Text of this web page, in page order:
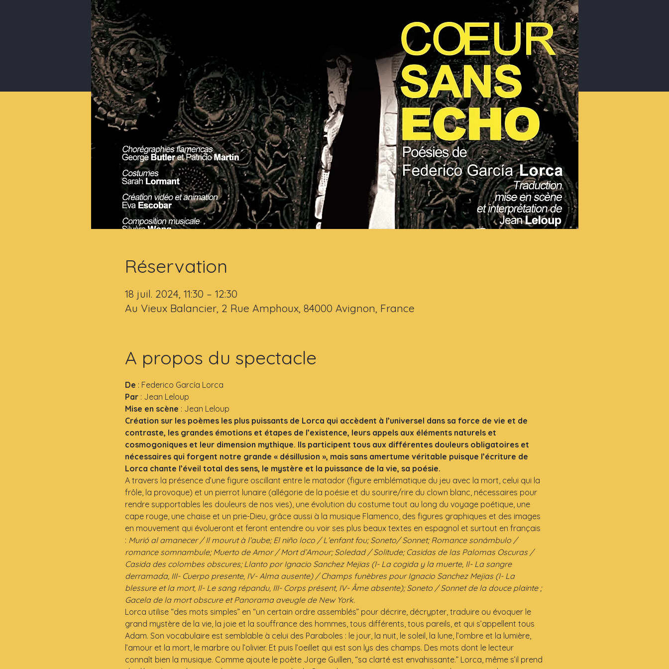
Réservation
18 juil. 2024, 11:30 – 12:30
Au Vieux Balancier, 2 Rue Amphoux, 84000 Avignon, France
A propos du spectacle
De : Federico García Lorca
Par : Jean Leloup
Mise en scène : Jean Leloup
Création sur les poèmes les plus puissants de Lorca qui accèdent à l’universel dans sa force de vie et de
contraste, les grandes émotions et étapes de l’existence, leurs appels aux éléments naturels et
cosmogoniques et leur dimension mythique. Ils participent tous aux différentes douleurs obligatoires et
nécessaires qui forgent notre grande « désillusion », mais sans amertume véritable puisque l’écriture de
Lorca chante l’éveil total des sens, le mystère et la puissance de la vie, sa poésie.
A travers la présence d’une figure oscillant entre le matador (figure emblématique du jeu avec la mort, celui qui la
frôle, la provoque) et un pierrot lunaire (allégorie de la poésie et du sourire/rire du clown blanc, nécessaires pour
rendre supportables les douleurs de nos vies), une évolution du costume tout au long du voyage poétique, une
cape rouge, une chaise et un prie-Dieu, grâce aussi à la musique Flamenco, des figures graphiques et des images
en mouvement qui évolueront et feront entendre ou voir ses plus beaux textes en espagnol et surtout en français
: Murió al amanecer / Il mourut à l’aube; El niño loco / L’enfant fou; Soneto/ Sonnet; Romance sonámbulo /
romance somnambule; Muerto de Amor / Mort d’Amour; Soledad / Solitude; Casidas de las Palomas Oscuras /
Casida des colombes obscures; Llanto por Ignacio Sanchez Mejias (I- La cogida y la muerte, Il- La sangre
derramada, III- Cuerpo presente, IV- Alma ausente) / Champs funèbres pour Ignacio Sanchez Mejias (I- La
blessure et la mort, Il- Le sang répandu, III- Corps présent, IV- Âme absente); Soneto / Sonnet de la douce plainte ;
Gacela de la mort obscure et Panorama aveugle de New York.
Lorca utilise “des mots simples” en “un certain ordre assemblés” pour décrire, décrypter, traduire ou évoquer le
grand mystère de la vie, la joie et la souffrance des hommes, tous différents, tous pareils, et qui s’appellent tous
Adam. Son vocabulaire est semblable à celui des Paraboles : le jour, la nuit, le soleil, la lune, l’ombre et la lumière,
l’amour et la mort, le marbre ou l’olivier. Et puis l’oeillet qui est son lys des champs. Des mots dont le lecteur
connaît bien la musique. Comme ajoute le poète Jorge Guillen, “sa clarté est envahissante.” Lorca, même s’il prend